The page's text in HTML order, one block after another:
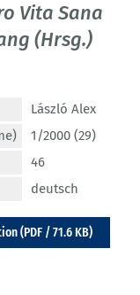
Vita Sana
(Hrsg.)
László Alex
1/2000 (29)
46
deutsch
(PDF / 71.6 KB)